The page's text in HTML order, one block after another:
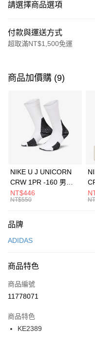
請選擇商品選項
付款與運送方式
超取滿NT$1,500免運
信用卡一次付款
3 期 0 利率 每期
合作金庫商業銀行
華南商業銀行
上海商業儲蓄銀行
元大商業銀行
台灣樂天信用卡公司
Apple Pay
全盈+PAY
AFTEE先享後付
【關於「AFTEE先享後付」】
便利好安心！
３．安心：先確認商品／服務後
【「AFTEE先享後付」結帳流程
１．於結帳方式選擇「AFTEE
２．訂單成立數日內，您將收到
３．收到繳費通知簡訊後14天
ATM／網路銀行／等多元方式進
運送方式
每筆NT$100，滿NT$1,500(
宅配
每筆NT$100，滿NT$1,500(
付款後門市自取
每筆NT$100，滿NT$1,500(
商品加價購 (9)
NIKE U J UNICORN
CRW 1PR -160 男女
中統襪 FZ3393100
NT$446
NT$550
品牌
ADIDAS
商品特色
商品編號
11778071
商品特色
KE2389